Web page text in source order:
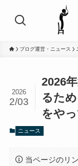
ブログ運営・ニュース
2026
るた
をや
2026
2/03
ニュース
当ページのリ